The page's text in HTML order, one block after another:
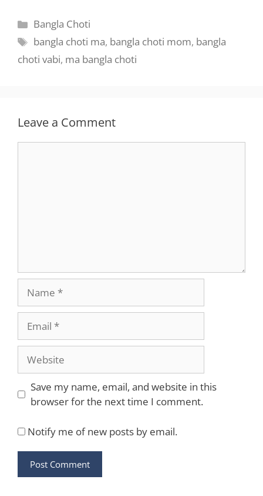
Categories
Bangla Choti
Tags
bangla choti ma, bangla choti mom, bangla
choti vabi, ma bangla choti
Leave a Comment
Website
Save my name, email, and website in this
browser for the next time I comment.
Notify me of new posts by email.